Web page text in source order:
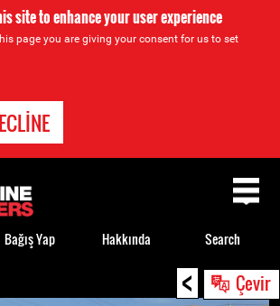
site to enhance your user experience
page you are giving your consent for us to set
< Çevir
Bağış Yap Hakkında Search